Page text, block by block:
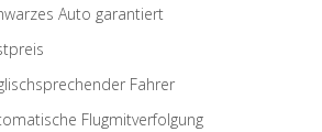
Auto garantiert
Fahrer
Flugmitverfolgung